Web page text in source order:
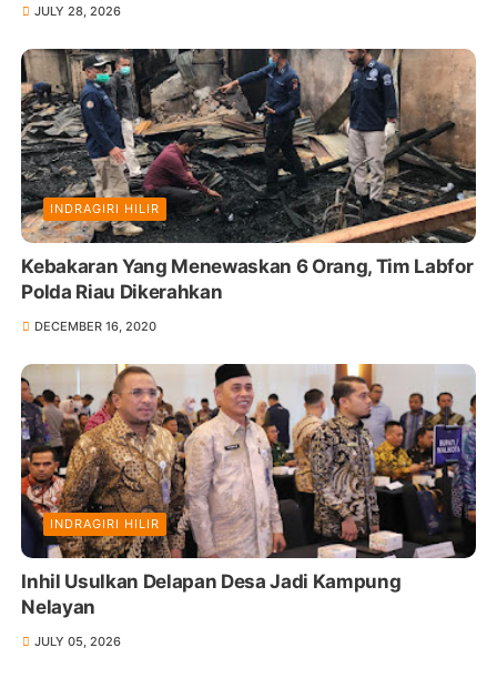
JULY 28, 2026
INDRAGIRI HILIR
Kebakaran Yang Menewaskan 6 Orang, Tim Labfor
Polda Riau Dikerahkan
DECEMBER 16, 2020
INDRAGIRI HILIR
Inhil Usulkan Delapan Desa Jadi Kampung
Nelayan
JULY 05, 2026